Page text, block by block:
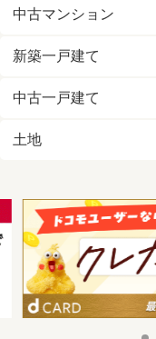
中古マンション
新築一戸建て
中古一戸建て
土地